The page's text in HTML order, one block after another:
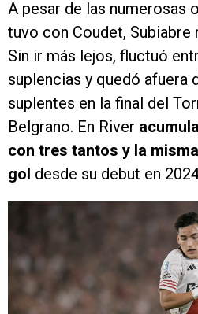
tuvo con Coudet, Subiabre
Sin ir más lejos, fluctuó
suplencias y quedó afuera
suplentes en la final del
Belgrano. En River
con tres tantos y la
goldesde su debut en 2024.